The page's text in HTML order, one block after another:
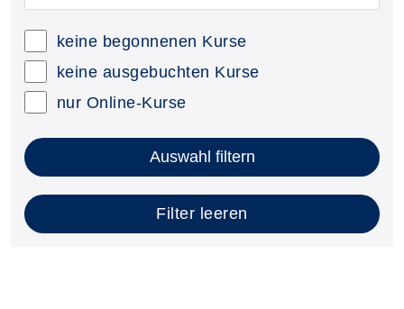
keine begonnenen Kurse
keine ausgebuchten Kurse
nur Online-Kurse
Auswahl filtern
Filter leeren